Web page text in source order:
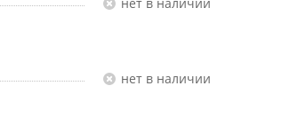
Нет в наличии